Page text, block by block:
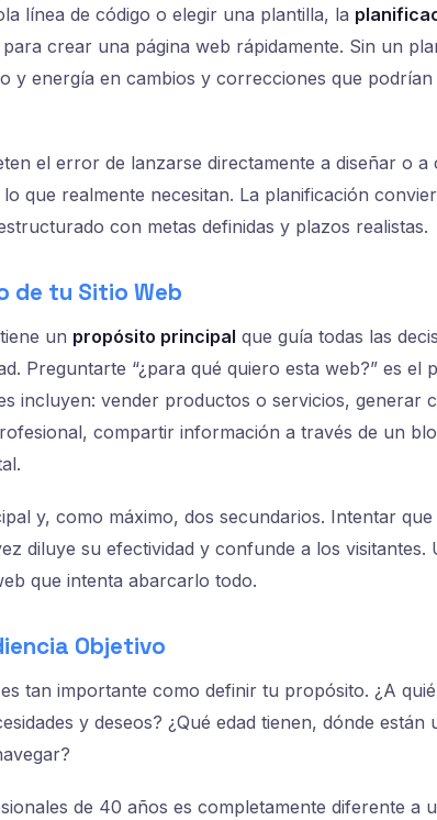
línea de código o elegir una plantilla, la
crear una página web rápidamente. Sin un
y energía en cambios y correcciones que podrían
el error de lanzarse directamente a diseñar o
que realmente necesitan. La planificación
con metas definidas y plazos realistas.
de tu Sitio Web
un propósito principal que guía todas las
Preguntarte “¿para qué quiero esta web?” es el
incluyen: vender productos o servicios, generar
compartir información a través de un
y, como máximo, dos secundarios. Intentar
diluye su efectividad y confunde a los visitantes.
que intenta abarcarlo todo.
Objetivo
tan importante como definir tu propósito. ¿A
y deseos? ¿Qué edad tienen, dónde están
de 40 años es completamente diferente a